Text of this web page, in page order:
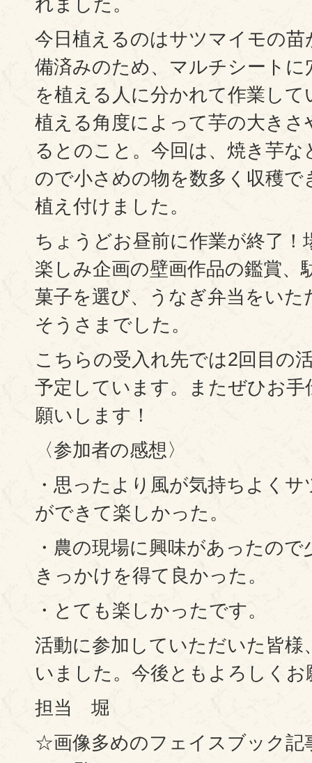
今日植えるのはサツマイモの苗
備済みのため、マルチシートに
を植える人に分かれて作業し
植える角度によって芋の大き
るとのこと。今回は、焼き芋
ので小さめの物を数多く収穫
植え付けました。
ちょうどお昼前に作業が終了！
楽しみ企画の壁画作品の鑑賞、
菓子を選び、うなぎ弁当をい
そうさまでした。
こちらの受入れ先では2回目の
予定しています。またぜひお
願いします！
〈参加者の感想〉
・思ったより風が気持ちよく
ができて楽しかった。
・農の現場に興味があったの
きっかけを得て良かった。
・とても楽しかったです。
活動に参加していただいた皆
いました。今後ともよろしく
担当 堀
☆画像多めのフェイスブック記